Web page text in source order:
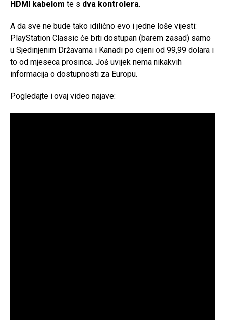
HDMI kabelom te s dva kontrolera.
A da sve ne bude tako idilično evo i jedne loše vijesti:
PlayStation Classic će biti dostupan (barem zasad) samo
u Sjedinjenim Državama i Kanadi po cijeni od 99,99 dolara i
to od mjeseca prosinca. Još uvijek nema nikakvih
informacija o dostupnosti za Europu.
Pogledajte i ovaj video najave: